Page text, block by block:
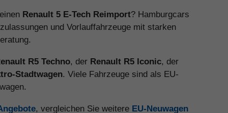
Renault 5 E-Tech Reimport? Hamburgcars
und Vorlauffahrzeuge mit starken
R5 Techno, der Renault R5 Iconic, der
Stadtwagen. Viele Fahrzeuge sind als EU-
, vergleichen Sie weitere EU-Neuwagen